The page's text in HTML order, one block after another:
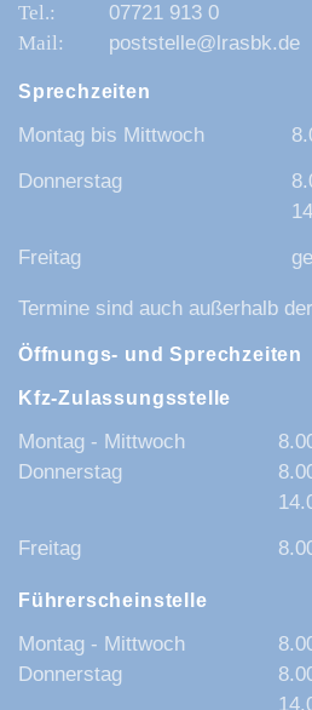
07721 913 0
poststelle@lrasbk.de
Sprechzeiten
Montag bis Mittwoch
Donnerstag
Freitag
Termine sind auch außerhalb
Öffnungs- und Sprechzeiten
Kfz-Zulassungsstelle
Montag - Mittwoch
Donnerstag
Freitag
Führerscheinstelle
Montag - Mittwoch
Donnerstag